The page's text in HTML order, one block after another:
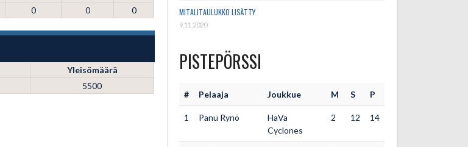
0 0 0
Yleisömäärä
5500
MITALITAULUKKO LISÄTTY
9.11.2020
PISTEPÖRSSI
# Pelaaja Joukkue M S P
1 Panu Rynö
HaVa
Cyclones
2 12 14